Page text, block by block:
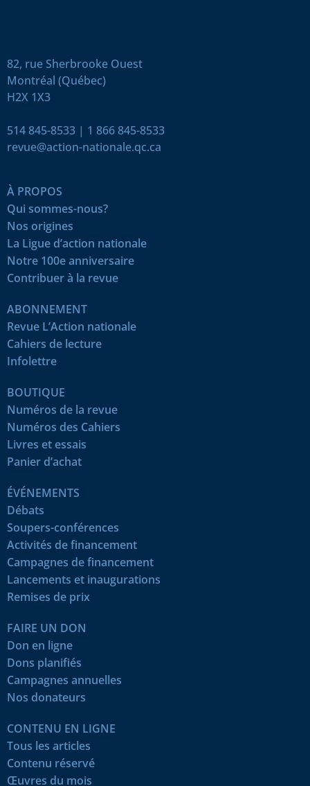
82, rue Sherbrooke Ouest
Montréal (Québec)
H2X 1X3
514 845-8533 | 1 866 845-8533
revue@action-nationale.qc.ca
À PROPOS
Qui sommes-nous?
Nos origines
La Ligue d’action nationale
Notre 100e anniversaire
Contribuer à la revue
ABONNEMENT
Revue L’Action nationale
Cahiers de lecture
Infolettre
BOUTIQUE
Numéros de la revue
Numéros des Cahiers
Livres et essais
Panier d’achat
ÉVÉNEMENTS
Débats
Soupers-conférences
Activités de financement
Campagnes de financement
Lancements et inaugurations
Remises de prix
FAIRE UN DON
Don en ligne
Dons planifiés
Campagnes annuelles
Nos donateurs
CONTENU EN LIGNE
Tous les articles
Contenu réservé
Œuvres du mois